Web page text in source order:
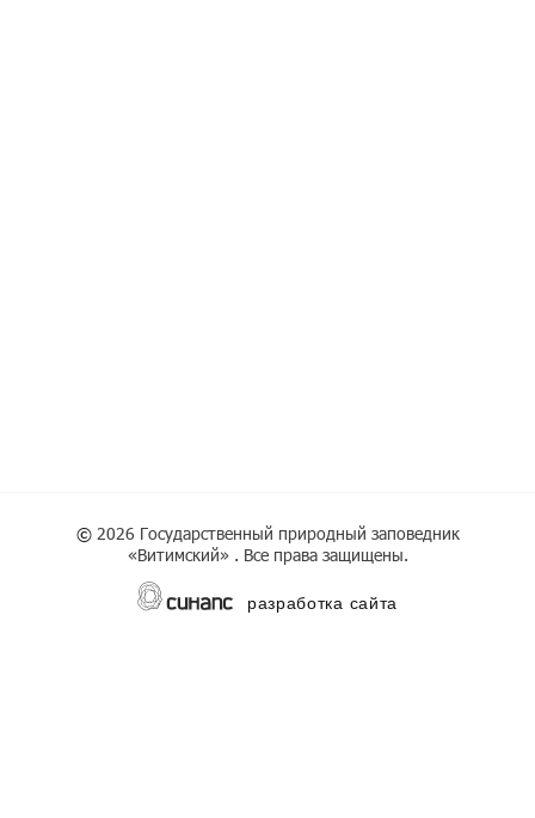
©2026 Государственный природный заповедник
«Витимский» . Все права защищены.
разработка сайта